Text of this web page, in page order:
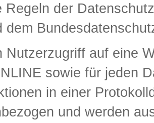
Regeln der
dem
Nutzerzugriff auf eine
sowie für jeden
in einer
und werden